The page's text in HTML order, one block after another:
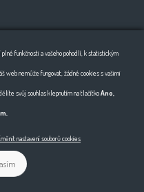
funkčnosti a vašeho pohodlí, k statistickým
web nemůže fungovat, žádné cookies s vašimi
svůj souhlas klepnutím na tlačítkoAno,
nastavení souborů cookies